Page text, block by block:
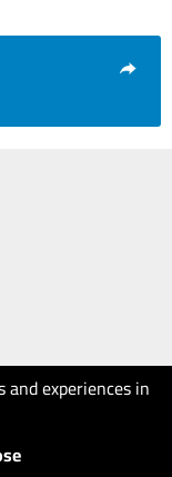
experiences in